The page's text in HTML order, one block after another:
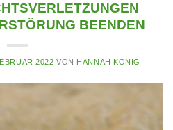
BEENDEN
2022 VON HANNAH KÖNIG